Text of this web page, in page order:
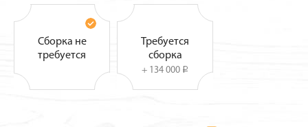
Сборка не
требуется
Требуется
сборка
+ 134 000 i